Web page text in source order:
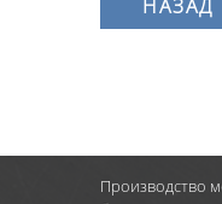
НАЗАД
Производство